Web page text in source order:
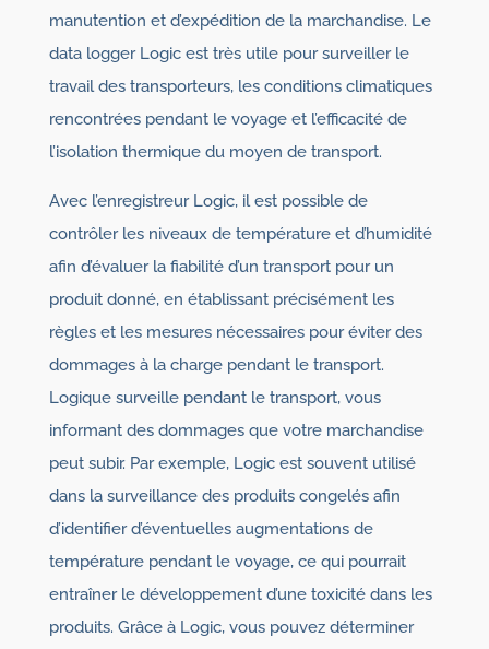
manutention et d’expédition de la marchandise. Le
data logger Logic est très utile pour surveiller le
travail des transporteurs, les conditions climatiques
rencontrées pendant le voyage et l’efficacité de
l’isolation thermique du moyen de transport.
Avec l’enregistreur Logic, il est possible de
contrôler les niveaux de température et d’humidité
afin d’évaluer la fiabilité d’un transport pour un
produit donné, en établissant précisément les
règles et les mesures nécessaires pour éviter des
dommages à la charge pendant le transport.
Logique surveille pendant le transport, vous
informant des dommages que votre marchandise
peut subir. Par exemple, Logic est souvent utilisé
dans la surveillance des produits congelés afin
d’identifier d’éventuelles augmentations de
température pendant le voyage, ce qui pourrait
entraîner le développement d’une toxicité dans les
produits. Grâce à Logic, vous pouvez déterminer